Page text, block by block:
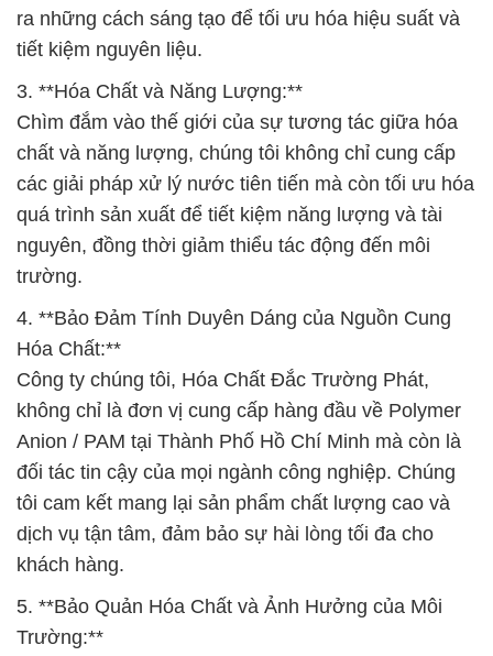
ra những cách sáng tạo để tối ưu hóa hiệu suất và
tiết kiệm nguyên liệu.
3. **Hóa Chất và Năng Lượng:**
Chìm đắm vào thế giới của sự tương tác giữa hóa
chất và năng lượng, chúng tôi không chỉ cung cấp
các giải pháp xử lý nước tiên tiến mà còn tối ưu hóa
quá trình sản xuất để tiết kiệm năng lượng và tài
nguyên, đồng thời giảm thiểu tác động đến môi
trường.
4. **Bảo Đảm Tính Duyên Dáng của Nguồn Cung
Hóa Chất:**
Công ty chúng tôi, Hóa Chất Đắc Trường Phát,
không chỉ là đơn vị cung cấp hàng đầu về Polymer
Anion / PAM tại Thành Phố Hồ Chí Minh mà còn là
đối tác tin cậy của mọi ngành công nghiệp. Chúng
tôi cam kết mang lại sản phẩm chất lượng cao và
dịch vụ tận tâm, đảm bảo sự hài lòng tối đa cho
khách hàng.
5. **Bảo Quản Hóa Chất và Ảnh Hưởng của Môi
Trường:**